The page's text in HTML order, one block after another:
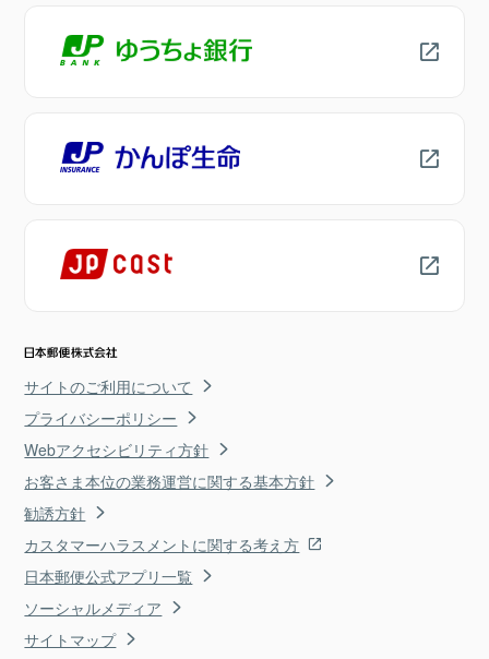
サイトのご利用について
プライバシーポリシー
Webアクセシビリティ方針
お客さま本位の業務運営に関する基本方針
勧誘方針
カスタマーハラスメントに関する考え方
日本郵便公式アプリ一覧
ソーシャルメディア
サイトマップ